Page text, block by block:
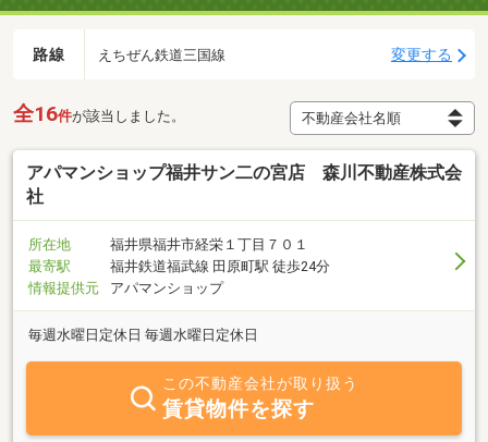
路線 えちぜん鉄道三国線 変更する
全16件が該当しました。
アパマンショップ福井サン二の宮店 森川不動産株式会
社
所在地
福井県福井市経栄１丁目７０１
最寄駅
福井鉄道福武線 田原町駅 徒歩24分
情報提供元
アパマンショップ
毎週水曜日定休日 毎週水曜日定休日
この不動産会社が取り扱う
賃貸物件を探す